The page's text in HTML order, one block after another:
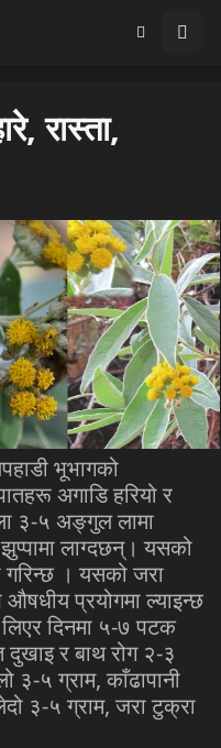
रास्ता,
भूभागको
अगाडि हरियो र
३-५ अङ्गुल लामा
लाग्दछन्। यसको
गरिन्छ । यसको जरा
प्रयोगमा ल्याइन्छ
दिनमा ५-७ पटक
र बाथ रोग २-३
३-५ ग्राम, काँढापानी
३-५ ग्राम, जरा टुक्रा